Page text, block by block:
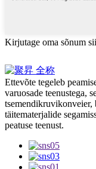
Kirjutage oma sõnum
Ettevõte tegeleb
varuosade teenustega,
tsemendikruvikonveier,
täitematerjalide
peatuse teenust.